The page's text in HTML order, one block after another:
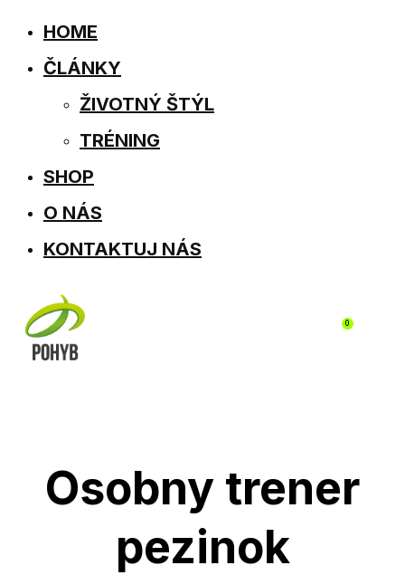
HOME
ČLÁNKY
ŽIVOTNÝ ŠTÝL
TRÉNING
SHOP
O NÁS
KONTAKTUJ NÁS
0
Osobny trener
pezinok